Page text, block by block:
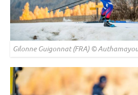
Gilonne Guigonnat (FRA) ©